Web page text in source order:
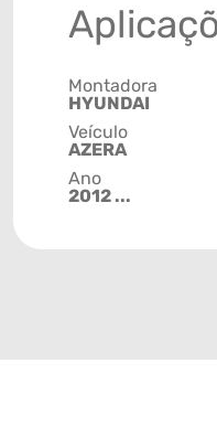
Montadora
HYUNDAI
Veículo
AZERA
Ano
2012 ...